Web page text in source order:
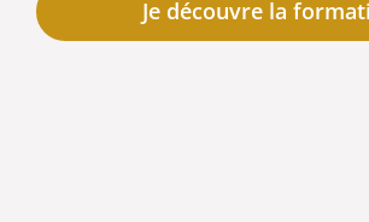
Je découvre la